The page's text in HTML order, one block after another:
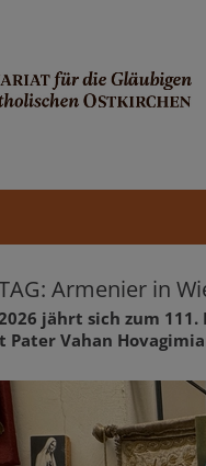
Armenier in
jährt sich zum
Pater Vahan